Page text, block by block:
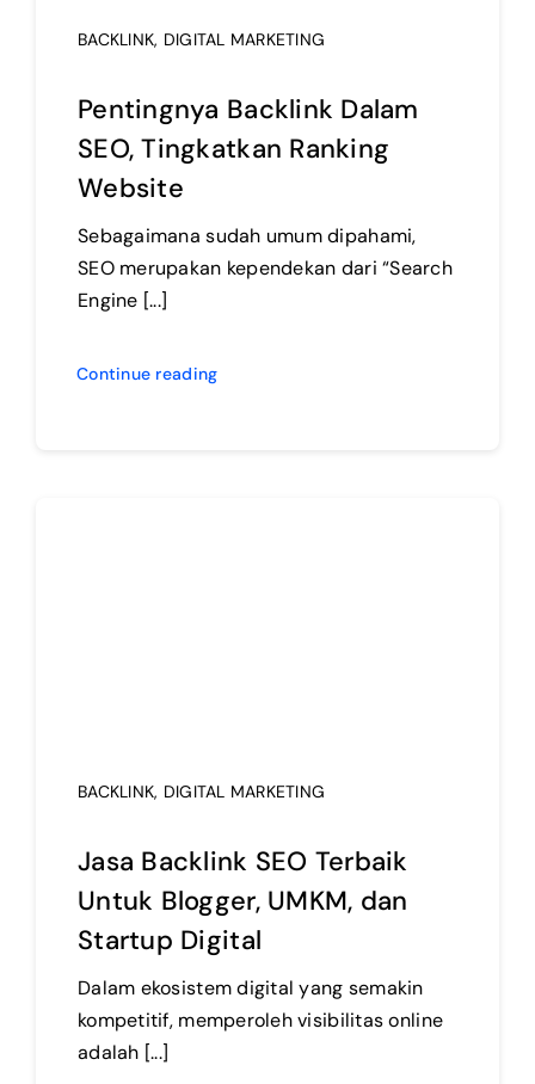
BACKLINK, DIGITAL MARKETING
Pentingnya Backlink Dalam
SEO, Tingkatkan Ranking
Website
Sebagaimana sudah umum dipahami,
SEO merupakan kependekan dari “Search
Engine [...]
Continue reading
BACKLINK, DIGITAL MARKETING
Jasa Backlink SEO Terbaik
Untuk Blogger, UMKM, dan
Startup Digital
Dalam ekosistem digital yang semakin
kompetitif, memperoleh visibilitas online
adalah [...]